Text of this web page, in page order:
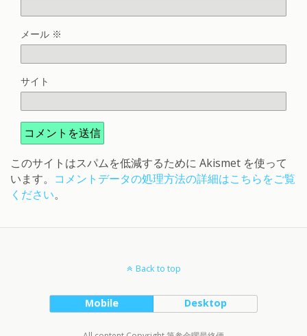
メール ※
サイト
このサイトはスパムを低減するために Akismet を使って
います。 コメントデータの処理方法の詳細はこちらをご覧
ください。
Back to top
Mobile Desktop